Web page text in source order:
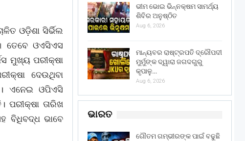
ଓଡି଼ଶା ସିର୍ଭିଲ
ତେବେ ଓଏସିଏସ
ମୁଖ୍ୟ ପରୀକ୍ଷା
ଦେଉଥିବା
ଏନେଇ ଓପିଏସି
ତାରିଖ
ବିଧିବଦ୍ଧ ଭାବେ
ଭୀମ ଭୋଇ ଭିନ୍ନକ୍ଷମ ସାମର୍ଥ୍ୟ
ଶିବିର ଅନୁଷ୍ଠିତ
Aug 6, 2026
ମାନ୍ୟବର ରାଷ୍ଟ୍ରପତି ଦ୍ରୌପଦୀ
ମୁର୍ମୁଙ୍କ ଦ୍ୱାରା ଜଗଦଗୁରୁ
କୃପାଳୁ…
Aug 6, 2026
ଭାରତ
ଗୌତମ ଗମ୍ଭୀରଙ୍କ ପାଇଁ ବଢୁଛି